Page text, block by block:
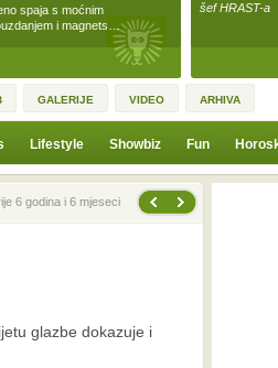
spaja s moćnim
i magnets…
šef HRAST-a
GALERIJE VIDEO ARHIVA
Lifestyle Showbiz Fun
6 godina i 6 mjeseci
glazbe dokazuje i